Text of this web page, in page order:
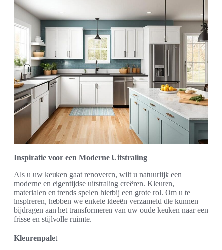
Inspiratie voor een Moderne Uitstraling
Als u uw keuken gaat renoveren, wilt u natuurlijk een
moderne en eigentijdse uitstraling creëren. Kleuren,
materialen en trends spelen hierbij een grote rol. Om u te
inspireren, hebben we enkele ideeën verzameld die kunnen
bijdragen aan het transformeren van uw oude keuken naar een
frisse en stijlvolle ruimte.
Kleurenpalet